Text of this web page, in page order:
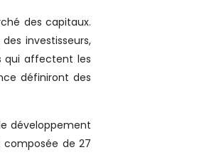
des capitaux.
investisseurs,
qui affectent les
définiront des
développement
composée de 27